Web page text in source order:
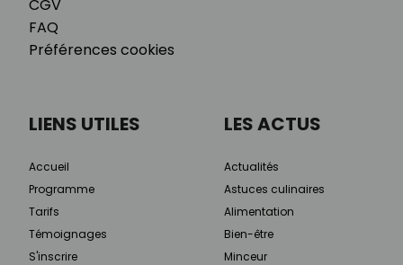
CGV
FAQ
Préférences cookies
LIENS UTILES
Accueil
Programme
Tarifs
Témoignages
S'inscrire
LES ACTUS
Actualités
Astuces culinaires
Alimentation
Bien-être
Minceur